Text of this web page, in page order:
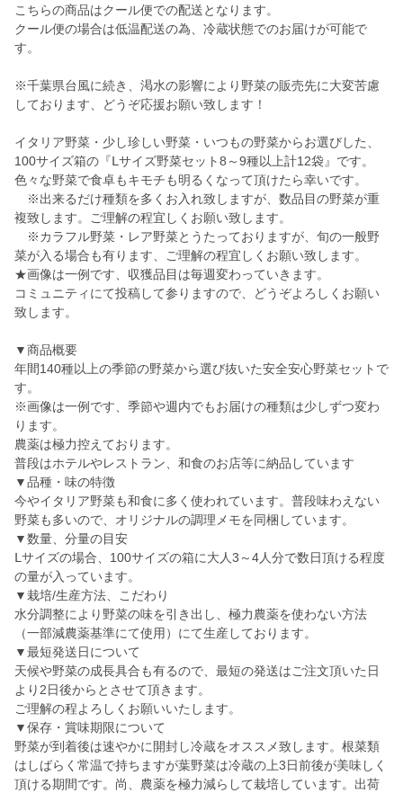
こちらの商品はクール便での配送となります。
クール便の場合は低温配送の為、冷蔵状態でのお届けが可能で
す。
※千葉県台風に続き、渇水の影響により野菜の販売先に大変苦慮
しております、どうぞ応援お願い致します！
イタリア野菜・少し珍しい野菜・いつもの野菜からお選びした、
100サイズ箱の『Ⅼサイズ野菜セット8～9種以上計12袋』です。
色々な野菜で食卓もキモチも明るくなって頂けたら幸いです。
※出来るだけ種類を多くお入れ致しますが、数品目の野菜が重
複致します。ご理解の程宜しくお願い致します。
※カラフル野菜・レア野菜とうたっておりますが、旬の一般野
菜が入る場合も有ります、ご理解の程宜しくお願い致します。
★画像は一例です、収獲品目は毎週変わっていきます。
コミュニティにて投稿して参りますので、どうぞよろしくお願い
致します。
▼商品概要
年間140種以上の季節の野菜から選び抜いた安全安心野菜セットで
す。
※画像は一例です、季節や週内でもお届けの種類は少しずつ変わ
ります。
農薬は極力控えております。
普段はホテルやレストラン、和食のお店等に納品しています
▼品種・味の特徴
今やイタリア野菜も和食に多く使われています。普段味わえない
野菜も多いので、オリジナルの調理メモを同梱しています。
▼数量、分量の目安
Ⅼサイズの場合、100サイズの箱に大人3～4人分で数日頂ける程度
の量が入っています。
▼栽培/生産方法、こだわり
水分調整により野菜の味を引き出し、極力農薬を使わない方法
（一部減農薬基準にて使用）にて生産しております。
▼最短発送日について
天候や野菜の成長具合も有るので、最短の発送はご注文頂いた日
より2日後からとさせて頂きます。
ご理解の程よろしくお願いいたします。
▼保存・賞味期限について
野菜が到着後は速やかに開封し冷蔵をオススメ致します。根菜類
はしばらく常温で持ちますが葉野菜は冷蔵の上3日前後が美味しく
頂ける期間です。尚、農薬を極力減らして栽培しています。出荷